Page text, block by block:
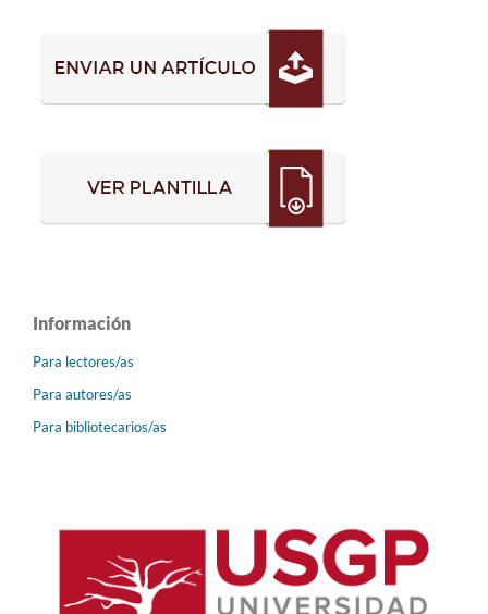
Información
Para lectores/as
Para autores/as
Para bibliotecarios/as